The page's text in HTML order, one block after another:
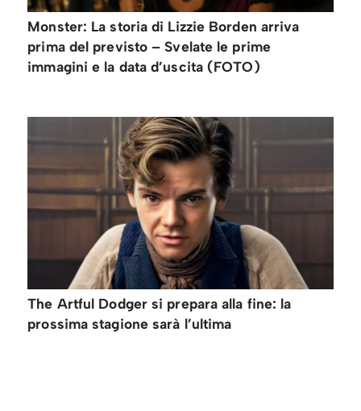
Monster: La storia di Lizzie Borden arriva
prima del previsto – Svelate le prime
immagini e la data d’uscita (FOTO)
The Artful Dodger si prepara alla fine: la
prossima stagione sarà l’ultima